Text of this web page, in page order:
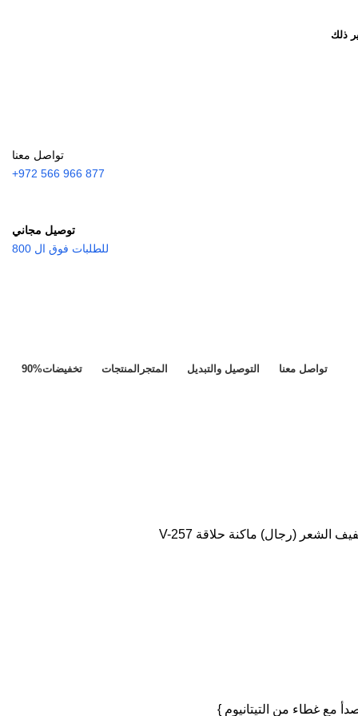
ذلك
تواصل معنا
877 966 566 972+
توصيل مجاني
للطلبات فوق ال 800
تواصل معنا التوصيل والتبديل المتجر المنتجات تخفيضات90%
الشعر (رجال) ماكنة حلاقة V-257
مع غطاء من التيتانيوم }